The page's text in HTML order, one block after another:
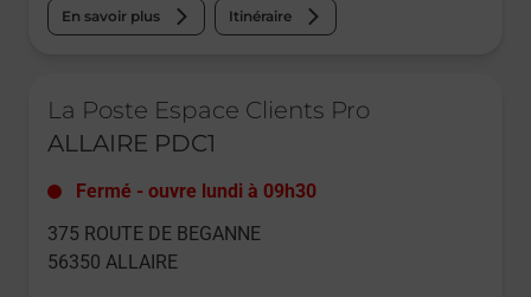
En savoir plus Itinéraire
La Poste Espace Clients Pro
ALLAIRE PDC1
Fermé - ouvre lundi à 09h30
375 ROUTE DE BEGANNE
56350 ALLAIRE